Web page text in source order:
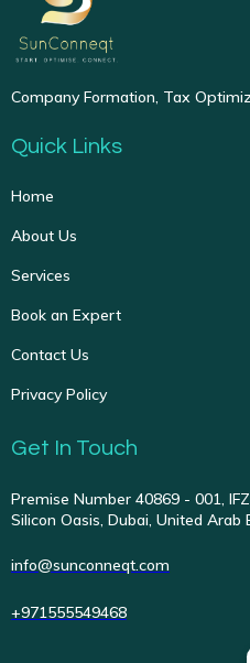
Company Formation, Tax
Quick Links
Home
About Us
Services
Book an Expert
Contact Us
Privacy Policy
Get In Touch
Premise Number 40869 - 001,
Silicon Oasis, Dubai, United Arab
info@sunconneqt.com
+971555549468